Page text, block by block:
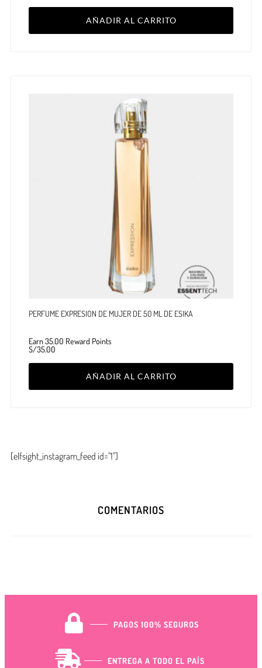
AÑADIR AL CARRITO
PERFUME EXPRESION DE MUJER DE 50 ML DE ESIKA
Earn 35.00 Reward Points
S/35.00
AÑADIR AL CARRITO
[elfsight_instagram_feed id="1"]
COMENTARIOS
PAGOS 100% SEGUROS
ENTREGA A TODO EL PAÍS